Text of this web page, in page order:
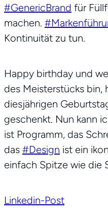
#GenericBrand für
machen.
Kontinuität zu tun.
Happy birthday und
des Meisterstücks bin,
diesjährigen
geschenkt. Nun kann
ist Programm, das
das #Design ist ein
einfach Spitze wie die
Linkedin-Post